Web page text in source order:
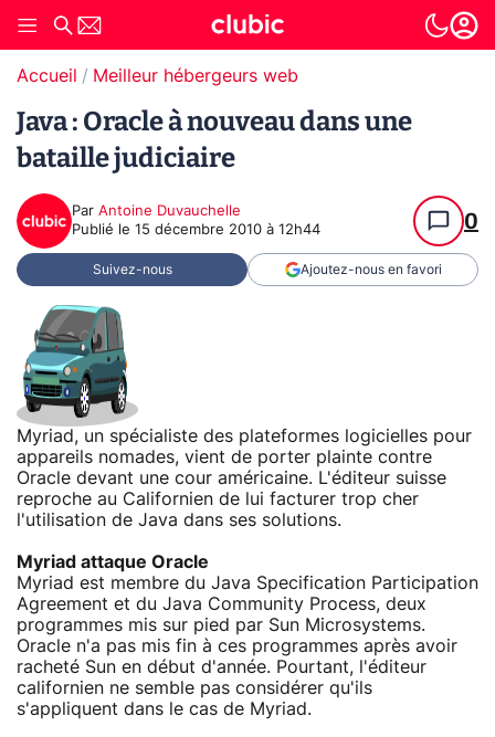
Accueil Meilleur hébergeurs web
Java : Oracle à nouveau dans une
bataille judiciaire
Par Antoine Duvauchelle
Publié le 15 décembre 2010 à 12h44 0
Suivez-nous Ajoutez-nous en favori
Myriad, un spécialiste des plateformes logicielles pour
appareils nomades, vient de porter plainte contre
Oracle devant une cour américaine. L'éditeur suisse
reproche au Californien de lui facturer trop cher
l'utilisation de Java dans ses solutions.
Myriad attaque Oracle
Myriad est membre du Java Specification Participation
Agreement et du Java Community Process, deux
programmes mis sur pied par Sun Microsystems.
Oracle n'a pas mis fin à ces programmes après avoir
racheté Sun en début d'année. Pourtant, l'éditeur
californien ne semble pas considérer qu'ils
s'appliquent dans le cas de Myriad.